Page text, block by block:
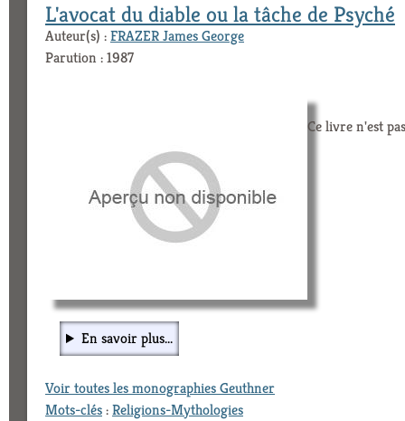
L'avocat du diable ou la tâche de Psyché
Auteur(s) :FRAZER James George
Parution : 1987
Ce livre n'est
En savoir plus...
Voir toutes les monographies Geuthner
Mots-clés:Religions-Mythologies